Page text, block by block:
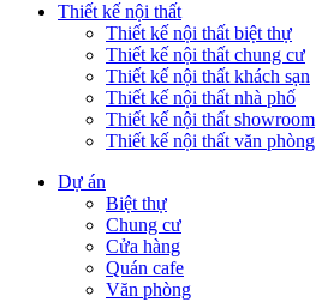
Thiết kế nội thất
Thiết kế nội thất biệt thự
Thiết kế nội thất chung cư
Thiết kế nội thất khách sạn
Thiết kế nội thất nhà phố
Thiết kế nội thất showroom
Thiết kế nội thất văn phòng
Dự án
Biệt thự
Chung cư
Cửa hàng
Quán cafe
Văn phòng